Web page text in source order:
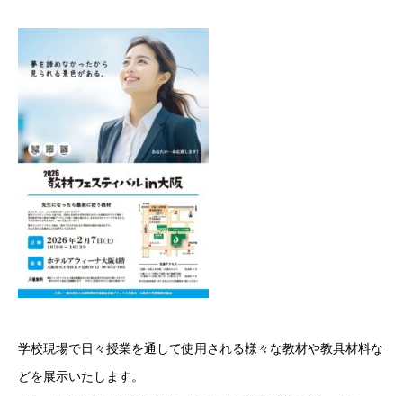
学校現場で日々授業を通して使用される様々な教材や教具材料な
どを展示いたします。